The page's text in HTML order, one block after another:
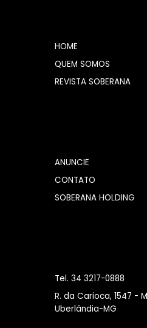
HOME
QUEM SOMOS
REVISTA SOBERANA
ANUNCIE
CONTATO
SOBERANA HOLDING
Tel. 34 3217-0888
R. da Carioca, 1547 -
Uberlândia-MG